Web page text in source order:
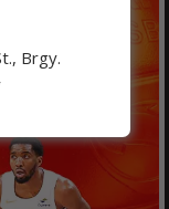
Brgy.